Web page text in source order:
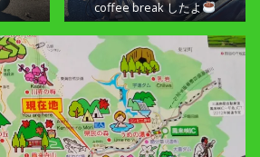
coffee break したよ